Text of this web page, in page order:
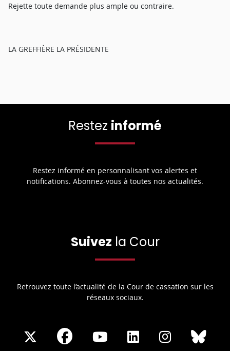
Rejette toute demande plus ample ou contraire.
LA GREFFIÈRE LA PRÉSIDENTE
Restez informé
Restez informé en personnalisant vos alertes et
notifications. Abonnez-vous à toutes nos actualités.
Suivez la Cour
Retrouvez toute l’actualité de la Cour de cassation sur les
réseaux sociaux.
ShareShare
Share
Share
Share